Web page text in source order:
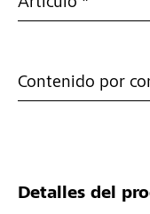
Artículo *
Contenido por
Detalles del